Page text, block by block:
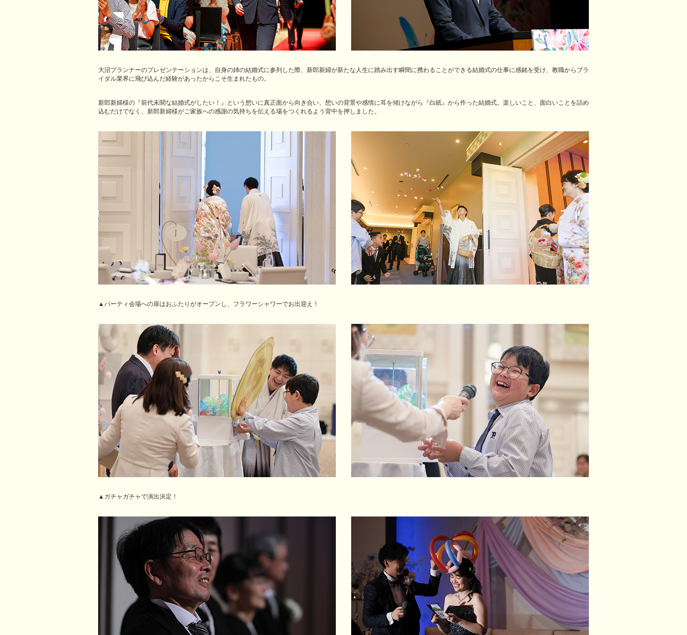
大沼プランナーのプレゼンテーションは、自身の姉の結婚式に参列した際、新郎新婦が新たな人生に踏み出す瞬間に携わることができる結婚式の仕事に感銘を受け、教職からブラ
イダル業界に飛び込んだ経験があったからこそ生まれたもの。
新郎新婦様の『前代未聞な結婚式がしたい！』という想いに真正面から向き合い、想いの背景や感情に耳を傾けながら『白紙』から作った結婚式。楽しいこと、面白いことを詰め
込むだけでなく、新郎新婦様がご家族への感謝の気持ちを伝える場をつくれるよう背中を押しました。
▲パーティ会場への扉はおふたりがオープンし、フラワーシャワーでお出迎え！
▲ガチャガチャで演出決定！